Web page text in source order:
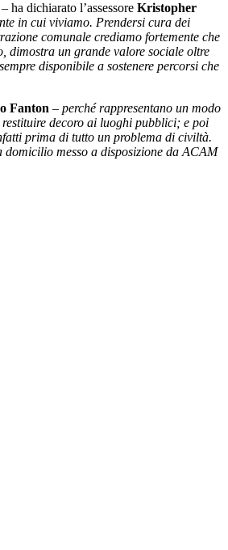
ha dichiarato l’assessore Kristopher
in cui viviamo. Prendersi cura dei
comunale crediamo fortemente che
dimostra un grande valore sociale oltre
disponibile a sostenere percorsi che
Fanton – perché rappresentano un modo
decoro ai luoghi pubblici; e poi
prima di tutto un problema di civiltà.
messo a disposizione da ACAM